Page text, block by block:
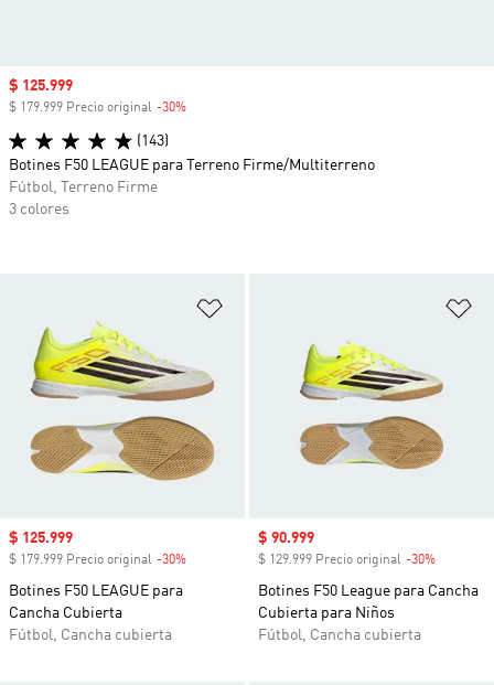
Precio de venta
$ 125.999
$ 179.999 Precio original -30%
Botines F50 LEAGUE para
Cancha Cubierta
Fútbol, Cancha cubierta
Precio de venta
$ 90.999
$ 129.999 Precio original -30%
Botines F50 League para Cancha
Cubierta para Niños
Fútbol, Cancha cubierta
Precio de venta
$ 125.999
$ 179.999 Precio original -30%
(143)
Botines F50 LEAGUE para Terreno Firme/Multiterreno
Fútbol, Terreno Firme
3 colores